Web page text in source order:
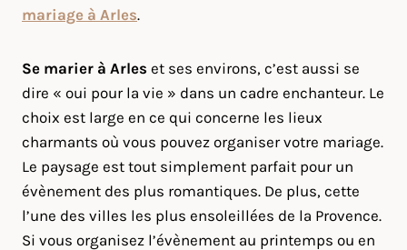
mariage à Arles.
Se marier à Arles et ses environs, c’est aussi se
dire « oui pour la vie » dans un cadre enchanteur. Le
choix est large en ce qui concerne les lieux
charmants où vous pouvez organiser votre mariage.
Le paysage est tout simplement parfait pour un
évènement des plus romantiques. De plus, cette
l’une des villes les plus ensoleillées de la Provence.
Si vous organisez l’évènement au printemps ou en